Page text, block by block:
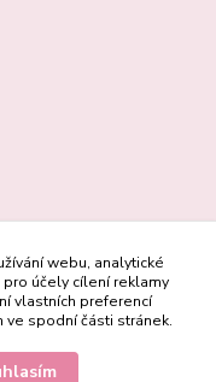
webu, analytické
účely cílení reklamy
vlastních preferencí
spodní části stránek.